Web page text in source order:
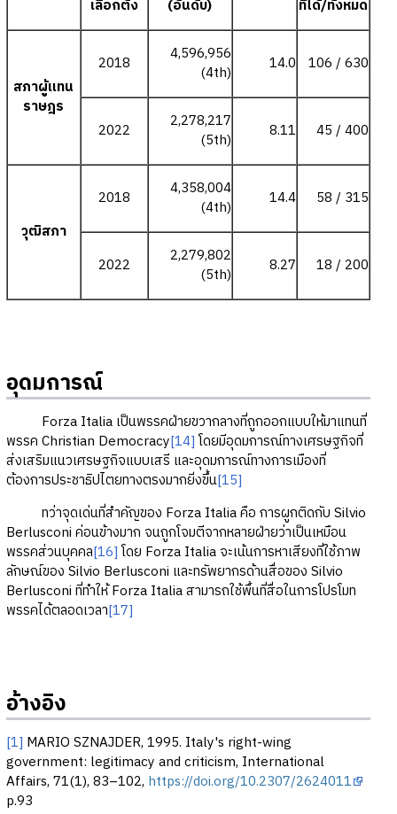
เลือกตั้ง
(อันดับ)
ที่ได้/ทั้งหมด
สภาผู้แทน
ราษฎร
2018
4,596,956
(4th)
14.0 106 / 630
2022
2,278,217
(5th)
8.11 45 / 400
วุฒิสภา
2018
4,358,004
(4th)
14.4 58 / 315
2022
2,279,802
(5th)
8.27 18 / 200
อุดมการณ์
Forza Italia เป็นพรรคฝ่ายขวากลางที่ถูกออกแบบให้มาแทนที่
พรรค Christian Democracy[14]โดยมีอุดมการณ์ทางเศรษฐกิจที่
ส่งเสริมแนวเศรษฐกิจแบบเสรี และอุดมการณ์ทางการเมืองที่
ต้องการประชาธิปไตยทางตรงมากยิ่งขึ้น[15]
ทว่าจุดเด่นที่สำคัญของ Forza Italia คือ การผูกติดกับ Silvio
Berlusconi ค่อนข้างมาก จนถูกโจมตีจากหลายฝ่ายว่าเป็นเหมือน
พรรคส่วนบุคคล[16]โดย Forza Italia จะเน้นการหาเสียงที่ใช้ภาพ
ลักษณ์ของ Silvio Berlusconi และทรัพยากรด้านสื่อของ Silvio
Berlusconi ที่ทำให้ Forza Italia สามารถใช้พื้นที่สื่อในการโปรโมท
พรรคได้ตลอดเวลา[17]
อ้างอิง
[1] MARIO SZNAJDER, 1995. Italy's right-wing
government: legitimacy and criticism, International
Affairs, 71(1), 83–102, https://doi.org/10.2307/2624011
p.93